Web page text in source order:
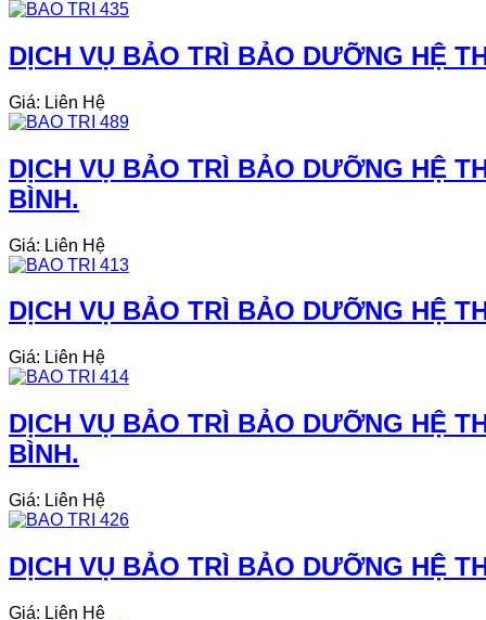
DỊCH VỤ BẢO TRÌ BẢO DƯỠNG HỆ
Giá: Liên Hệ
DỊCH VỤ BẢO TRÌ BẢO DƯỠNG HỆ
BÌNH.
Giá: Liên Hệ
DỊCH VỤ BẢO TRÌ BẢO DƯỠNG HỆ
Giá: Liên Hệ
DỊCH VỤ BẢO TRÌ BẢO DƯỠNG HỆ
BÌNH.
Giá: Liên Hệ
DỊCH VỤ BẢO TRÌ BẢO DƯỠNG HỆ
Giá: Liên Hệ